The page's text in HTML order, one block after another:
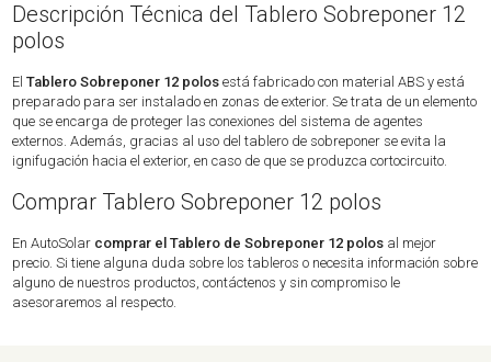
Descripción Técnica del Tablero Sobreponer 12
polos
ElTablero Sobreponer 12 polos está fabricado con material ABS y está
preparado para ser instalado en zonas de exterior. Se trata de un elemento
que se encarga de proteger las conexiones del sistema de agentes
externos. Además, gracias al uso del tablero de sobreponer se evita la
ignifugación hacia el exterior, en caso de que se produzca cortocircuito.
Comprar Tablero Sobreponer 12 polos
En AutoSolar comprar el Tablero de Sobreponer 12 polos al mejor
precio. Si tiene alguna duda sobre los tableros o necesita información sobre
alguno de nuestros productos, contáctenos y sin compromiso le
asesoraremos al respecto.